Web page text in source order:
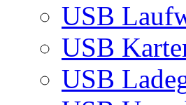
USB
USB
USB